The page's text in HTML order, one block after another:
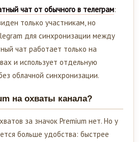
чат от обычного в телеграм:
только участникам, но
для синхронизации между
чат работает только на
и использует отдельную
облачной синхронизации.
на охваты канала?
за значок Premium нет. Но у
больше удобства: быстрее